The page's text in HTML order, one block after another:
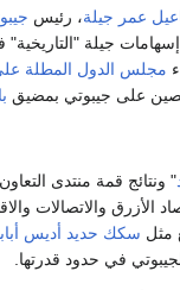
عمر جيلة، رئيس
جيلة "التاريخية"
مجلس الدول المطلة على
على جيبوتي بمضيق
الأزرق والاتصالات
مثل سكك حديد أديس
لجيبوتي في حدود قدرتها.